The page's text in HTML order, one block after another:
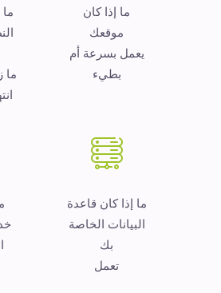
ما إذا كان
موقعك
يعمل بسرعة أم
بطيء
ما
ما
ما إذا كان قاعدة
البيانات الخاصة
بك
تعمل